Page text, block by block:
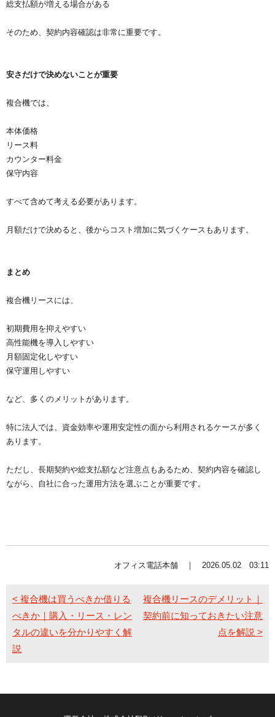
総支払額が増える場合がある
そのため、契約内容確認は非常に重要です。
安さだけで決めないことが重要
複合機では、
本体価格
リース料
カウンター料金
保守内容
すべて含めて考える必要があります。
月額だけで決めると、後からコスト増加に気づくケースもあります。
まとめ
複合機リースには、
初期費用を抑えやすい
高性能機を導入しやすい
月額固定化しやすい
保守運用しやすい
など、多くのメリットがあります。
特に法人では、資金効率や運用安定性の面から利用されるケースが多く
あります。
ただし、長期契約や総支払額など注意点もあるため、契約内容を確認し
ながら、自社に合った運用方法を選ぶことが重要です。
オフィス電話本舗 ｜ 2026.05.02 03:11
< 複合機は買うべきか借りる
べきか｜購入・リース・レン
タルの違いを分かりやすく解
説
複合機リースのデメリット｜
契約前に知っておきたい注意
点を解説 >